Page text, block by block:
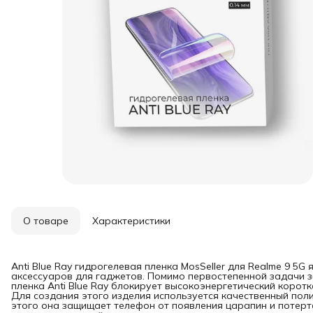
О товаре Характеристики
Anti Blue Ray гидрогелевая пленка MosSeller для Realme 9
аксессуаров для гаджетов. Помимо первостепенной задачи
пленка Anti Blue Ray блокирует высокоэнергетический
Для создания этого изделия используется качественный
этого она защищает телефон от появления царапин и